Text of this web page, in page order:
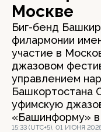
Москве
Биг-бенд
филармонии
участие в
джазовом
управлением
Башкортостана
уфимскую
«Башинформу»
15:33 (UTC+5), 01 ИЮНЯ